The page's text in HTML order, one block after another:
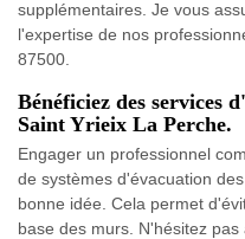
supplémentaires. Je vous
l'expertise de nos
87500.
Bénéficiez des services
Saint Yrieix La Perche.
Engager un professionnel
de systèmes d'évacuation
bonne idée. Cela permet
base des murs. N'hésitez